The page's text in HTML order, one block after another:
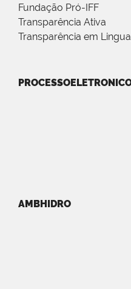
Fundação Pró-IFF
Transparência Ativa
Transparência em
AMBHIDRO